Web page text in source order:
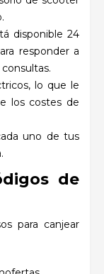
disponible 24
responder a
lo que le
los costes de
uno de tus
de
para canjear